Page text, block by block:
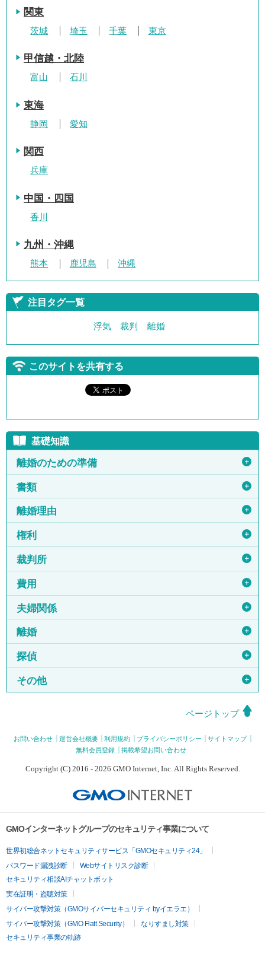
関東
茨城 埼玉 千葉 東京
甲信越・北陸
富山 石川
東海
静岡 愛知
関西
兵庫
中国・四国
香川
九州・沖縄
熊本 鹿児島 沖縄
注目タグ一覧
浮気 裁判 離婚
このサイトを共有する
基礎知識
離婚のための準備 ＋
書類 ＋
離婚理由 ＋
権利 ＋
裁判所 ＋
費用 ＋
夫婦関係 ＋
離婚 ＋
探偵 ＋
その他 ＋
ページトップ
お問い合わせ 運営会社概要 利用規約 プライバシーポリシー
サイトマップ
無料会員登録
掲載希望お問い合わせ
Copyright (C) 2016 - 2026 GMO Internet, Inc. All Rights Reserved.
GMOインターネットグループのセキュリティ事業について
世界初総合ネットセキュリティサービス「GMOセキュリティ24」
パスワード漏洩診断
Webサイトリスク診断
セキュリティ相談AIチャットボット
実在証明・盗聴対策
サイバー攻撃対策（GMOサイバーセキュリティ byイエラエ）
サイバー攻撃対策（GMO Flatt Security）
なりすまし対策
セキュリティ事業の軌跡